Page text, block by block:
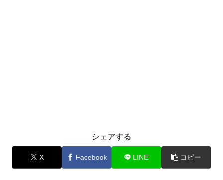
シェアする
X Facebook LINE コピー